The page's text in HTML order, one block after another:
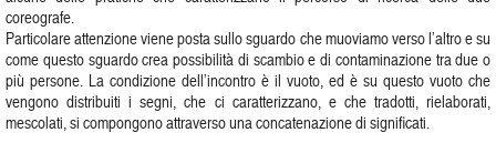
coreografe.
Particolare attenzione viene posta sullo sguardo che muoviamo verso l’altro e su
come questo sguardo crea possibilità di scambio e di contaminazione tra due o
più persone. La condizione dell’incontro è il vuoto, ed è su questo vuoto che
vengono distribuiti i segni, che ci caratterizzano, e che tradotti, rielaborati,
mescolati, si compongono attraverso una concatenazione di significati.